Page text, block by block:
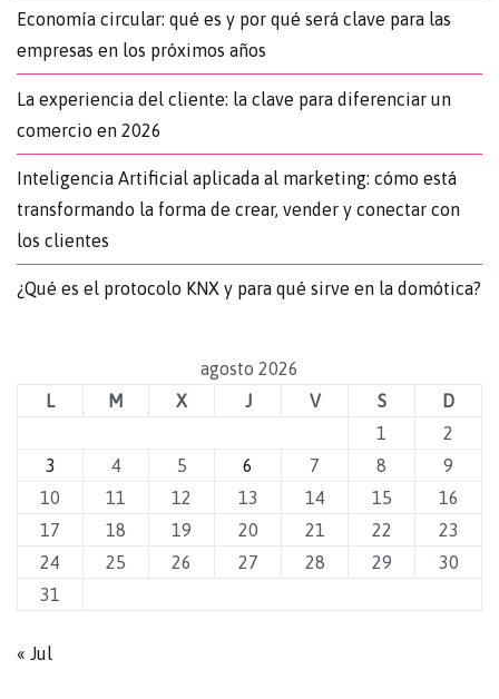
Economía circular: qué es y por qué será clave para las
empresas en los próximos años
La experiencia del cliente: la clave para diferenciar un
comercio en 2026
Inteligencia Artificial aplicada al marketing: cómo está
transformando la forma de crear, vender y conectar con
los clientes
¿Qué es el protocolo KNX y para qué sirve en la domótica?
agosto 2026
L
M X J V S
D
1
2
3
4 5 6 7 8
9
10
11 12 13 14 15
16
17
18 19 20 21 22
23
24
25 26 27 28 29
30
31
« Jul